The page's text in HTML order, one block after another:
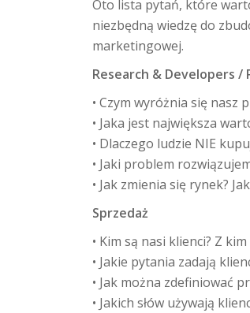
Oto lista pytań, które
niezbędną wiedzę do
marketingowej.
Research & Developers /
• Czym wyróżnia się nasz
• Jaka jest największa
• Dlaczego ludzie NIE
• Jaki problem
• Jak zmienia się rynek?
Sprzedaż
• Kim są nasi klienci? Z
• Jakie pytania zadają
• Jak można zdefiniować
• Jakich słów używają